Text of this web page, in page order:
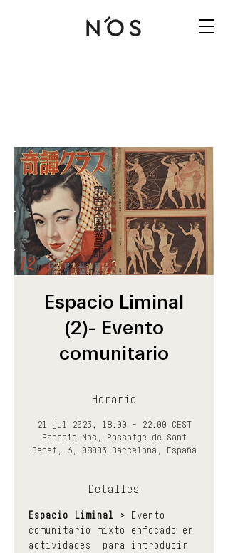
Espacio Liminal
(2)- Evento
comunitario
Horario
21 jul 2023, 18:00 – 22:00 CEST
Espacio Nos, Passatge de Sant
Benet, 6, 08003 Barcelona, España
Detalles
Espacio Liminal > Evento
comunitario mixto enfocado en
actividades  para introducir